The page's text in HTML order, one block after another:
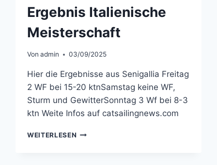
Ergebnis Italienische
Meisterschaft
Von admin 03/09/2025
Hier die Ergebnisse aus Senigallia Freitag
2 WF bei 15-20 ktnSamstag keine WF,
Sturm und GewitterSonntag 3 Wf bei 8-3
ktn Weite Infos auf catsailingnews.com
WEITERLESEN ERGEBNIS